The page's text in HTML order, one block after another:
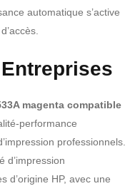
automatique s’active
magenta compatible
performance
professionnels.
d’impression
d’origine HP, avec une